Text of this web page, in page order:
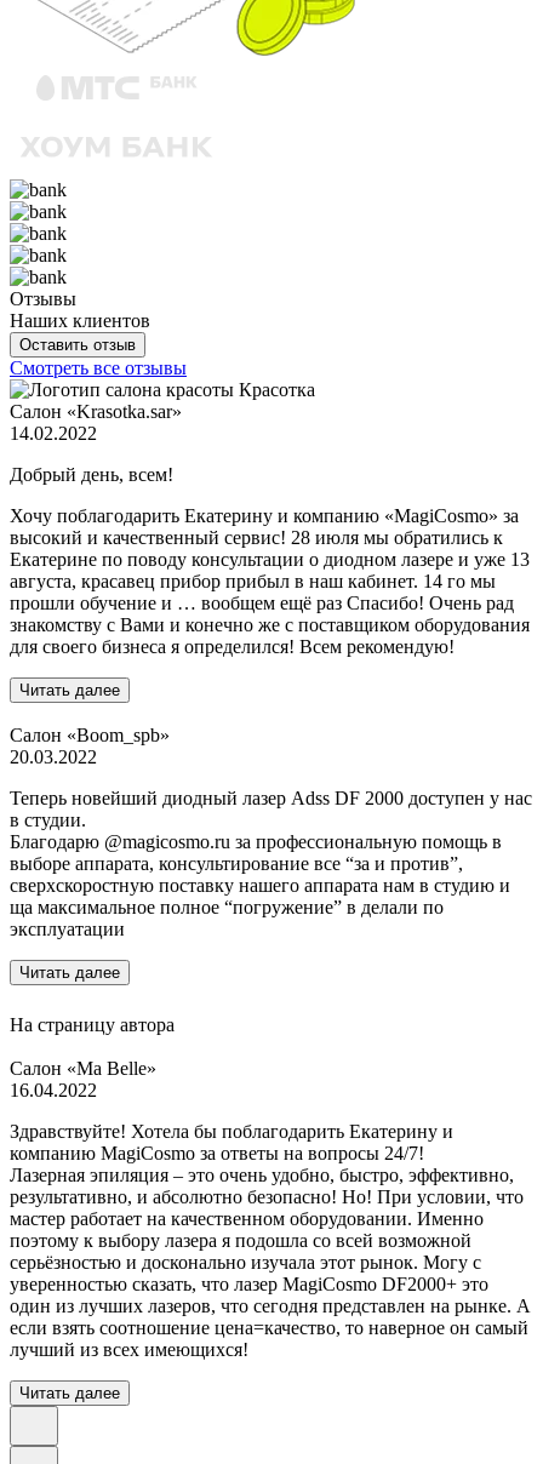
Отзывы
Наших клиентов
Оставить отзыв
Смотреть все отзывы
Салон «Krasotka.sar»
14.02.2022
Добрый день, всем!
Хочу поблагодарить Екатерину и компанию «MagiCosmo» за
высокий и качественный сервис! 28 июля мы обратились к
Екатерине по поводу консультации о диодном лазере и уже 13
августа, красавец прибор прибыл в наш кабинет. 14 го мы
прошли обучение и … вообщем ещё раз Спасибо! Очень рад
знакомству с Вами и конечно же с поставщиком оборудования
для своего бизнеса я определился! Всем рекомендую!
Читать далее
Салон «Boom_spb»
20.03.2022
Теперь новейший диодный лазер Adss DF 2000 доступен у нас
в студии.
Благодарю @magicosmo.ru за профессиональную помощь в
выборе аппарата, консультирование все “за и против”,
сверхскоростную поставку нашего аппарата нам в студию и
ща максимальное полное “погружение” в делали по
эксплуатации
Читать далее
На страницу автора
Салон «Ma Belle»
16.04.2022
Здравствуйте! Хотела бы поблагодарить Екатерину и
компанию MagiCosmo за ответы на вопросы 24/7!
Лазерная эпиляция – это очень удобно, быстро, эффективно,
результативно, и абсолютно безопасно! Но! При условии, что
мастер работает на качественном оборудовании. Именно
поэтому к выбору лазера я подошла со всей возможной
серьёзностью и досконально изучала этот рынок. Могу с
уверенностью сказать, что лазер MagiCosmo DF2000+ это
один из лучших лазеров, что сегодня представлен на рынке. А
если взять соотношение цена=качество, то наверное он самый
лучший из всех имеющихся!
Читать далее